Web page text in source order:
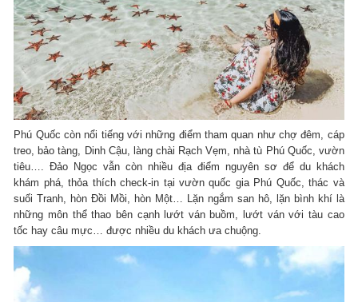
Phú Quốc còn nổi tiếng với những điểm tham quan như chợ đêm, cáp
treo, bảo tàng, Dinh Cậu, làng chài Rạch Vẹm, nhà tù Phú Quốc, vườn
tiêu…. Đảo Ngọc vẫn còn nhiều địa điểm nguyên sơ để du khách
khám phá, thỏa thích check-in tại vườn quốc gia Phú Quốc, thác và
suối Tranh, hòn Đồi Mồi, hòn Một… Lặn ngắm san hô, lặn bình khí là
những môn thể thao bên cạnh lướt ván buồm, lướt ván với tàu cao
tốc hay câu mực… được nhiều du khách ưa chuộng.